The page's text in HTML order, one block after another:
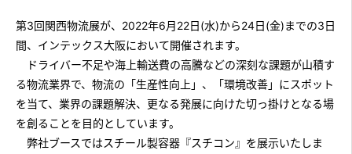
第3回関西物流展が、2022年6月22日(水)から24日(金)までの3日
間、インテックス大阪において開催されます。
ドライバー不足や海上輸送費の高騰などの深刻な課題が山積す
る物流業界で、物流の「生産性向上」、「環境改善」にスポット
を当て、業界の課題解決、更なる発展に向けた切っ掛けとなる場
を創ることを目的としています。
弊社ブースではスチール製容器『スチコン』を展示いたしま